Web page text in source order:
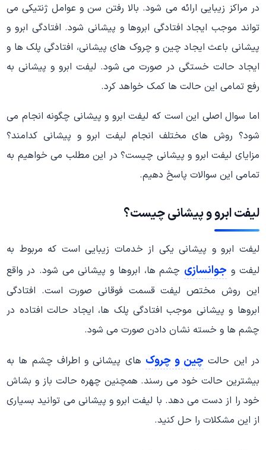
در مراکز زیبایی ارائه می شود. بالا رفتن سن و عوامل ژنتیکی می
تواند موجب ایجاد افتادگی ابروها و پیشانی شود. افتادگی ابرو و
پیشانی باعث ایجاد چین و چروک های پیشانی، افتادگی پلک ها و
ایجاد حالت خستگی در صورت می شود. لیفت ابرو و پیشانی به
رفع تمامی این حالت ها کمک خواهد کرد.
اما سوال اصلی این است که لیفت ابرو و پیشانی چگونه انجام می
شود؟ روش های مختلف انجام لیفت ابرو و پیشانی کدامند؟
مزایای لیفت ابرو و پیشانی چیست؟ در این مطلب می خواهیم به
تمامی این سوالات پاسخ دهیم.
لیفت ابرو و پیشانی چیست؟
لیفت ابرو و پیشانی یکی از خدمات زیبایی است که مربوط به
لیفت و جوانسازی چشم ها، ابروها و پیشانی می شود. در واقع
این روش مختص لیفت قسمت فوقانی صورت است. افتادگی
ابروها و پیشانی موجب افتادگی پلک ها، ایجاد حالت افتاده در
چشم ها و خسته نشان دادن صورت می شود.
در این حالت چین و چروک های پیشانی و اطراف چشم ها به
بیشترین حالت خود می رسند. همچنین چهره حالت باز و بشاش
خود را از دست می دهد. با لیفت ابرو و پیشانی می توانید بسیاری
از این مشکلات را حل کنید.